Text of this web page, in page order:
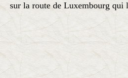
sur la route de Luxembourg qui